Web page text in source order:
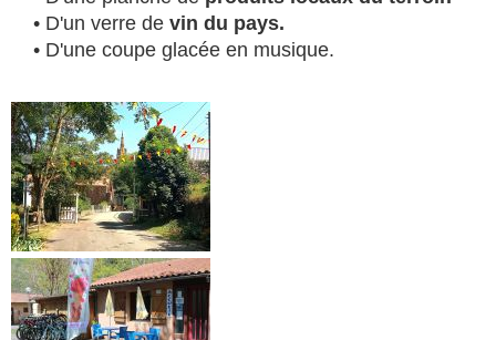
• D'un verre de vin du pays.
• D'une coupe glacée en musique.